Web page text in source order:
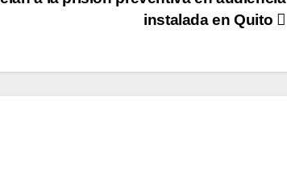
instalada en Quito